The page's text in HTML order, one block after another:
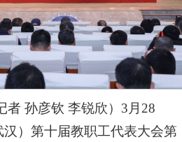
者 孙彦钦 李锐欣）3月28
）第十届教职工代表大会第